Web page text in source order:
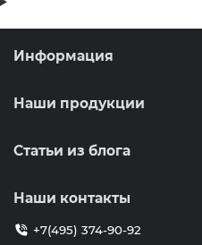
Информация
Наши продукции
Статьи из блога
Наши контакты
+7(495) 374-90-92